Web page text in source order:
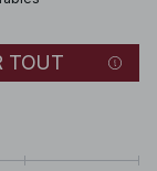
TOUT